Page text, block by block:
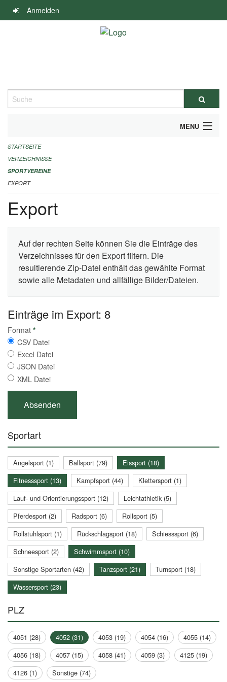
Navigation
überspringen
Anmelden
Suche
MENU
ALLGEMEINE INFORMATIONEN
FINANZIELLE UNTERSTÜTZUNG BENÖTIGT?
KONTAKT
STARTSEITE
VERZEICHNISSE
SPORTVEREINE
EXPORT
Export
Auf der rechten Seite können Sie die Einträge des
Verzeichnisses für den Export filtern. Die
resultierende Zip-Datei enthält das gewählte Format
sowie alle Metadaten und allfällige Bilder/Dateien.
Einträge im Export: 8
Format *
CSV Datei
Excel Datei
JSON Datei
XML Datei
Sportart
Angelsport (1) Ballsport (79)
Eissport (18)
Fitnesssport (13)
Kampfsport (44)
Klettersport (1)
Lauf- und Orientierungssport (12)
Leichtathletik (5)
Pferdesport (2)
Radsport (6)
Rollsport (5)
Rollstuhlsport (1)
Rückschlagsport (18)
Schiesssport (6)
Schneesport (2)
Schwimmsport (10)
Sonstige Sportarten (42)
Tanzsport (21)
Turnsport (18)
Wassersport (23)
PLZ
4051 (28) 4052 (31) 4053 (19) 4054 (16)
4055 (14)
4056 (18)
4057 (15) 4058 (41) 4059 (3)
4125 (19)
4126 (1)
Sonstige (74)